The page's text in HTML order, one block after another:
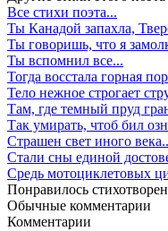
Все стихи поэта...
Ты Канадой запахла,
Ты говоришь, что я
Ты вспомнил все...
Тогда восстала горная
Тело нежное строгает
Там, где темный пруд
Так умирать, чтоб бил
Страшен свет иного
Стали сны единой
Средь мотоциклетовых
Понравилось
Обычные комментарии
Комментарии